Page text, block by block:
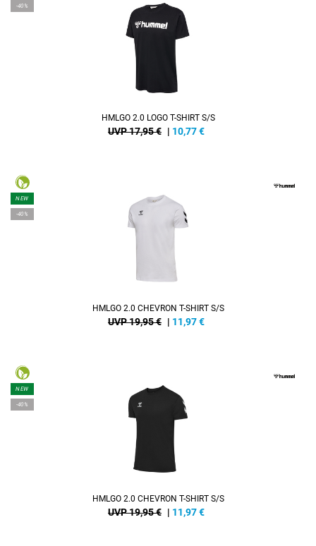
-40%
HMLGO 2.0 LOGO T-SHIRT S/S
UVP 17,95 € | 10,77€
NEW
-40%
HMLGO 2.0 CHEVRON T-SHIRT S/S
UVP 19,95 € | 11,97€
NEW
-40%
HMLGO 2.0 CHEVRON T-SHIRT S/S
UVP 19,95 € | 11,97€